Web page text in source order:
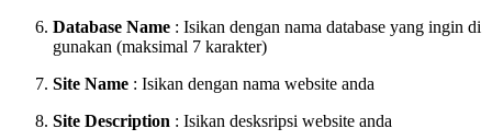
Database Name : Isikan dengan nama database yang ingin di
gunakan (maksimal 7 karakter)
Site Name : Isikan dengan nama website anda
Site Description : Isikan desksripsi website anda